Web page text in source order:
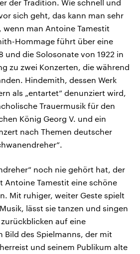
der Tradition. Wie schnell und
sich geht, das kann man sehr
man Antoine Tamestit
Hommage führt über eine
und die Solosonate von 1922 in
zu zwei Konzerten, die während
Hindemith, dessen Werk
als „entartet“ denunziert wird,
Trauermusik für den
König Georg V. und ein
nach Themen deutscher
noch nie gehört hat, der
Antoine Tamestit eine schöne
Mit ruhiger, weiter Geste spielt
lässt sie tanzen und singen
auf eine
Bild des Spielmanns, der mit
und seinem Publikum alte